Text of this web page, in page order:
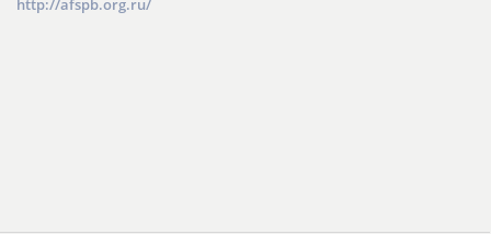
http://afspb.org.ru/